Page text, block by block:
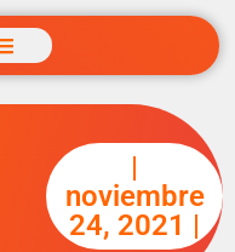
|
noviembre
24, 2021 |